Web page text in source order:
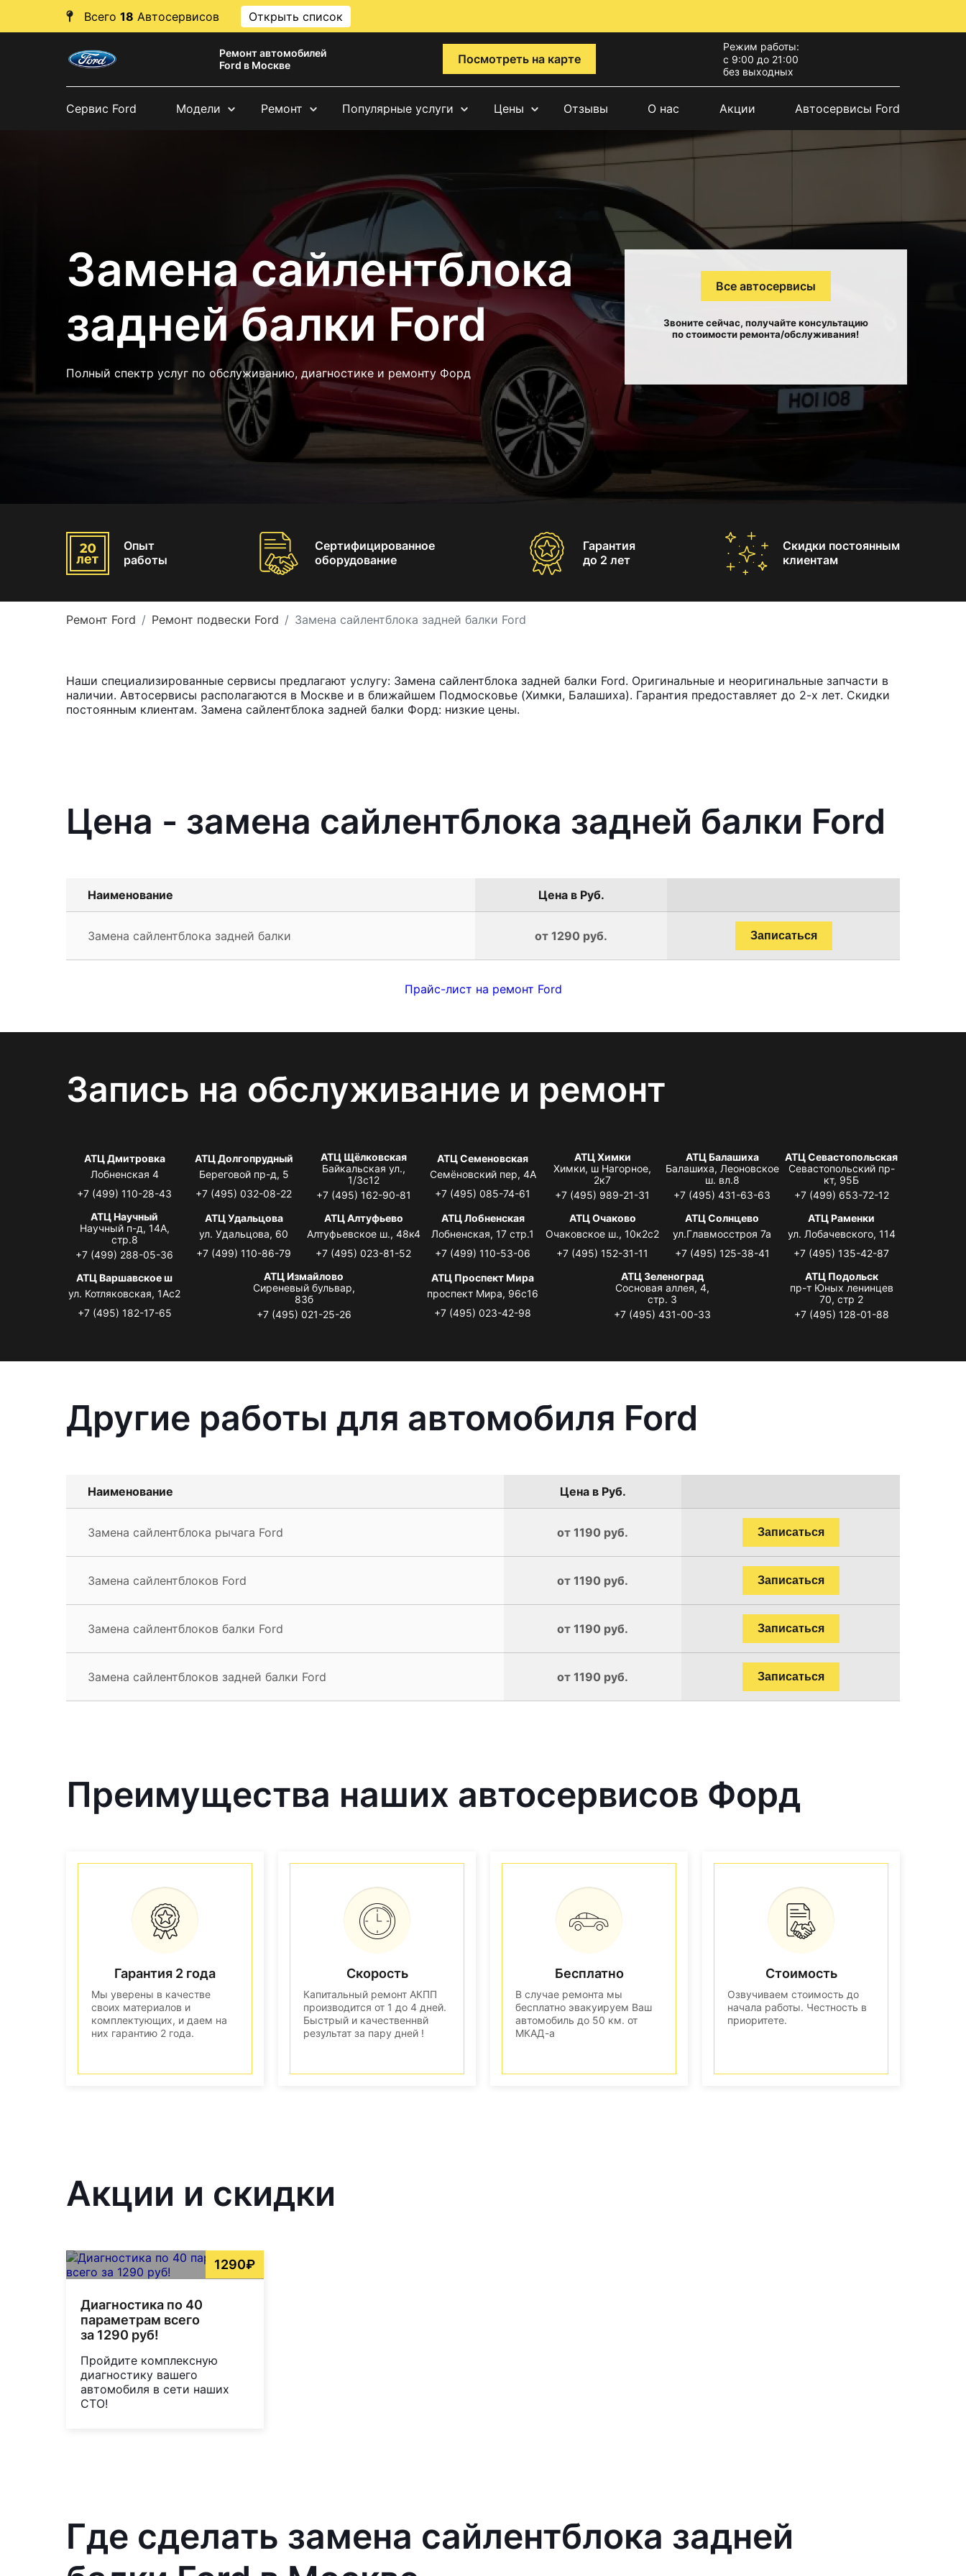
Всего 18 Автосервисов Открыть список
Ремонт автомобилей
Ford в Москве
Посмотреть на карте
Режим работы:
с 9:00 до 21:00
без выходных
Сервис Ford Модели Ремонт Популярные услуги Цены Отзывы О нас Акции Автосервисы Ford
Замена сайлентблока
задней балки Ford
Полный спектр услуг по обслуживанию, диагностике и ремонту Форд
Все автосервисы
Звоните сейчас, получайте консультацию
по стоимости ремонта/обслуживания!
Опыт
работы
Сертифицированное
оборудование
Гарантия
до 2 лет
Скидки постоянным
клиентам
Ремонт Ford Ремонт подвески Ford Замена сайлентблока задней балки Ford
Наши специализированные сервисы предлагают услугу: Замена сайлентблока задней балки Ford. Оригинальные и неоригинальные запчасти в
наличии. Автосервисы располагаются в Москве и в ближайшем Подмосковье (Химки, Балашиха). Гарантия предоставляет до 2-х лет. Скидки
постоянным клиентам. Замена сайлентблока задней балки Форд: низкие цены.
Цена - замена сайлентблока задней балки Ford
Наименование Цена в Руб.
Замена сайлентблока задней балки от 1290 руб. Записаться
Прайс-лист на ремонт Ford
Запись на обслуживание и ремонт
АТЦ Дмитровка
Лобненская 4
+7 (499) 110-28-43
АТЦ Долгопрудный
Береговой пр-д, 5
+7 (495) 032-08-22
АТЦ Щёлковская
Байкальская ул.,
1/3с12
+7 (495) 162-90-81
АТЦ Семеновская
Семёновский пер, 4А
+7 (495) 085-74-61
АТЦ Химки
Химки, ш Нагорное,
2к7
+7 (495) 989-21-31
АТЦ Балашиха
Балашиха, Леоновское
ш. вл.8
+7 (495) 431-63-63
АТЦ Севастопольская
Севастопольский пр-
кт, 95Б
+7 (499) 653-72-12
АТЦ Научный
Научный п-д, 14А,
стр.8
+7 (499) 288-05-36
АТЦ Удальцова
ул. Удальцова, 60
+7 (499) 110-86-79
АТЦ Алтуфьево
Алтуфьевское ш., 48к4
+7 (495) 023-81-52
АТЦ Лобненская
Лобненская, 17 стр.1
+7 (499) 110-53-06
АТЦ Очаково
Очаковское ш., 10к2с2
+7 (495) 152-31-11
АТЦ Солнцево
ул.Главмосстроя 7а
+7 (495) 125-38-41
АТЦ Раменки
ул. Лобачевского, 114
+7 (495) 135-42-87
АТЦ Варшавское ш
ул. Котляковская, 1Ас2
+7 (495) 182-17-65
АТЦ Измайлово
Сиреневый бульвар,
83б
+7 (495) 021-25-26
АТЦ Проспект Мира
проспект Мира, 96с16
+7 (495) 023-42-98
АТЦ Зеленоград
Сосновая аллея, 4,
стр. 3
+7 (495) 431-00-33
АТЦ Подольск
пр-т Юных ленинцев
70, стр 2
+7 (495) 128-01-88
Другие работы для автомобиля Ford
Наименование Цена в Руб.
Замена сайлентблока рычага Ford от 1190 руб. Записаться
Замена сайлентблоков Ford от 1190 руб. Записаться
Замена сайлентблоков балки Ford от 1190 руб. Записаться
Замена сайлентблоков задней балки Ford от 1190 руб. Записаться
Преимущества наших автосервисов Форд
Гарантия 2 года
Мы уверены в качестве
своих материалов и
комплектующих, и даем на
них гарантию 2 года.
Скорость
Капитальный ремонт АКПП
производится от 1 до 4 дней.
Быстрый и качественнвй
результат за пару дней !
Бесплатно
В случае ремонта мы
бесплатно эвакуируем Ваш
автомобиль до 50 км. от
МКАД-а
Стоимость
Озвучиваем стоимость до
начала работы. Честность в
приоритете.
Акции и скидки
1290₽
Диагностика по 40
параметрам всего
за 1290 руб!
Пройдите комплексную
диагностику вашего
автомобиля в сети наших
СТО!
Где сделать замена сайлентблока задней